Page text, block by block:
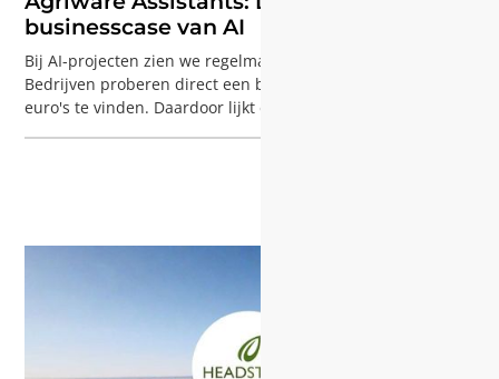
businesscase van AI
Bij AI-projecten zien we regelmatig dezelfde valkuil.
Bedrijven proberen direct een businesscase van 100.000
euro's te vinden. Daardoor lijkt een kleinere AI-casus, met